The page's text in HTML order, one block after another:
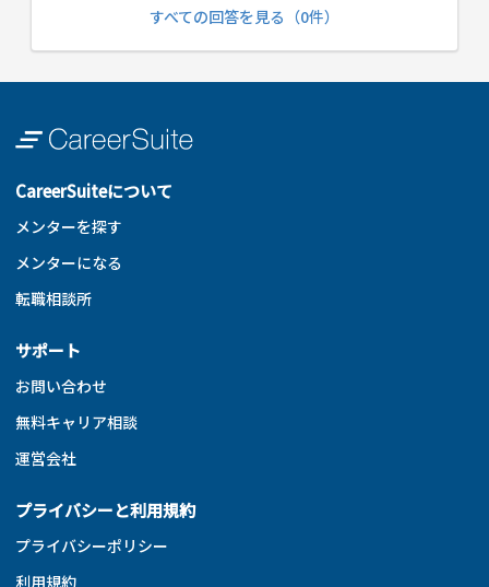
すべての回答を見る（0件）
CareerSuiteについて
メンターを探す
メンターになる
転職相談所
サポート
お問い合わせ
無料キャリア相談
運営会社
プライバシーと利用規約
プライバシーポリシー
利用規約